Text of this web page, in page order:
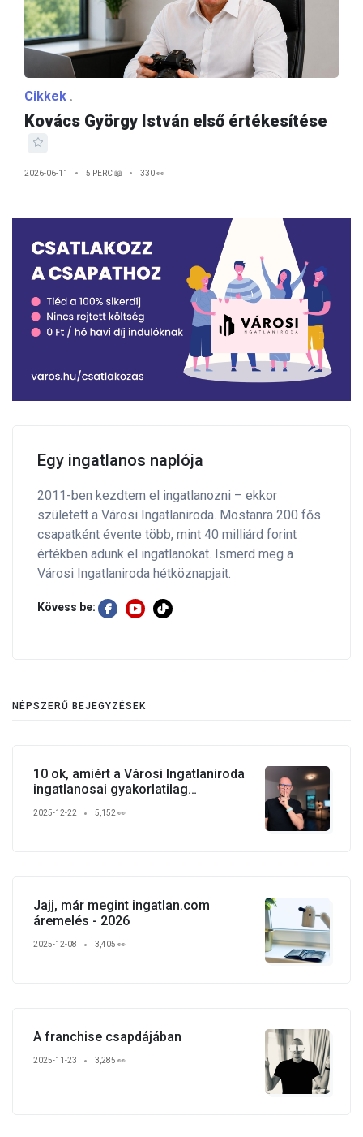
Cikkek
Kovács György István első értékesítése
2026-06-11 5 PERC 📖 330 👀
Egy ingatlanos naplója
2011-ben kezdtem el ingatlanozni – ekkor
született a Városi Ingatlaniroda. Mostanra 200 fős
csapatként évente több, mint 40 milliárd forint
értékben adunk el ingatlanokat. Ismerd meg a
Városi Ingatlaniroda hétköznapjait.
Kövess be:
NÉPSZERŰ BEJEGYZÉSEK
10 ok, amiért a Városi Ingatlaniroda
ingatlanosai gyakorlatilag
2025-12-22 5,152 👀
Jajj, már megint ingatlan.com
áremelés - 2026
2025-12-08 3,405 👀
A franchise csapdájában
2025-11-23 3,285 👀